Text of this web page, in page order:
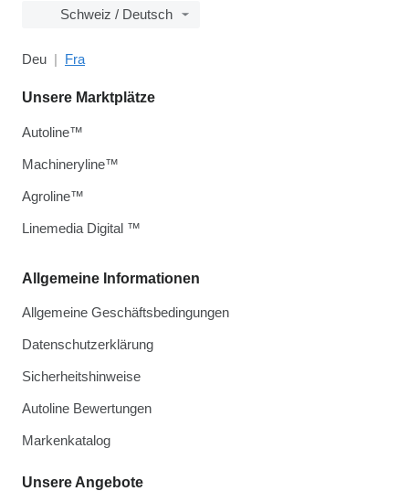
Schweiz / Deutsch
Deu Fra
Allgemeine Informationen
Allgemeine Geschäftsbedingungen
Datenschutzerklärung
Sicherheitshinweise
Autoline Bewertungen
Markenkatalog
Unsere Angebote
Unsere Marktplätze
Autoline™
Machineryline™
Agroline™
Linemedia Digital ™